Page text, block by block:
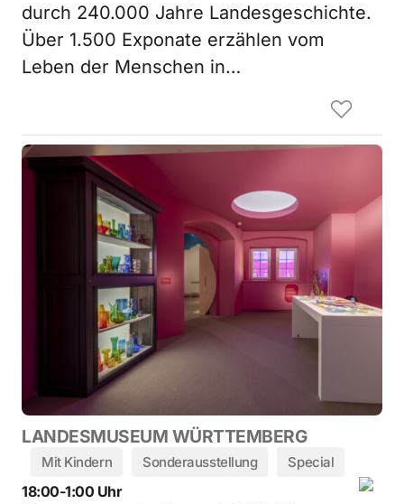
durch 240.000 Jahre Landesgeschichte.
Über 1.500 Exponate erzählen vom
Leben der Menschen in…
LANDESMUSEUM WÜRTTEMBERG
Mit Kindern Sonderausstellung Special
18:00-1:00 Uhr